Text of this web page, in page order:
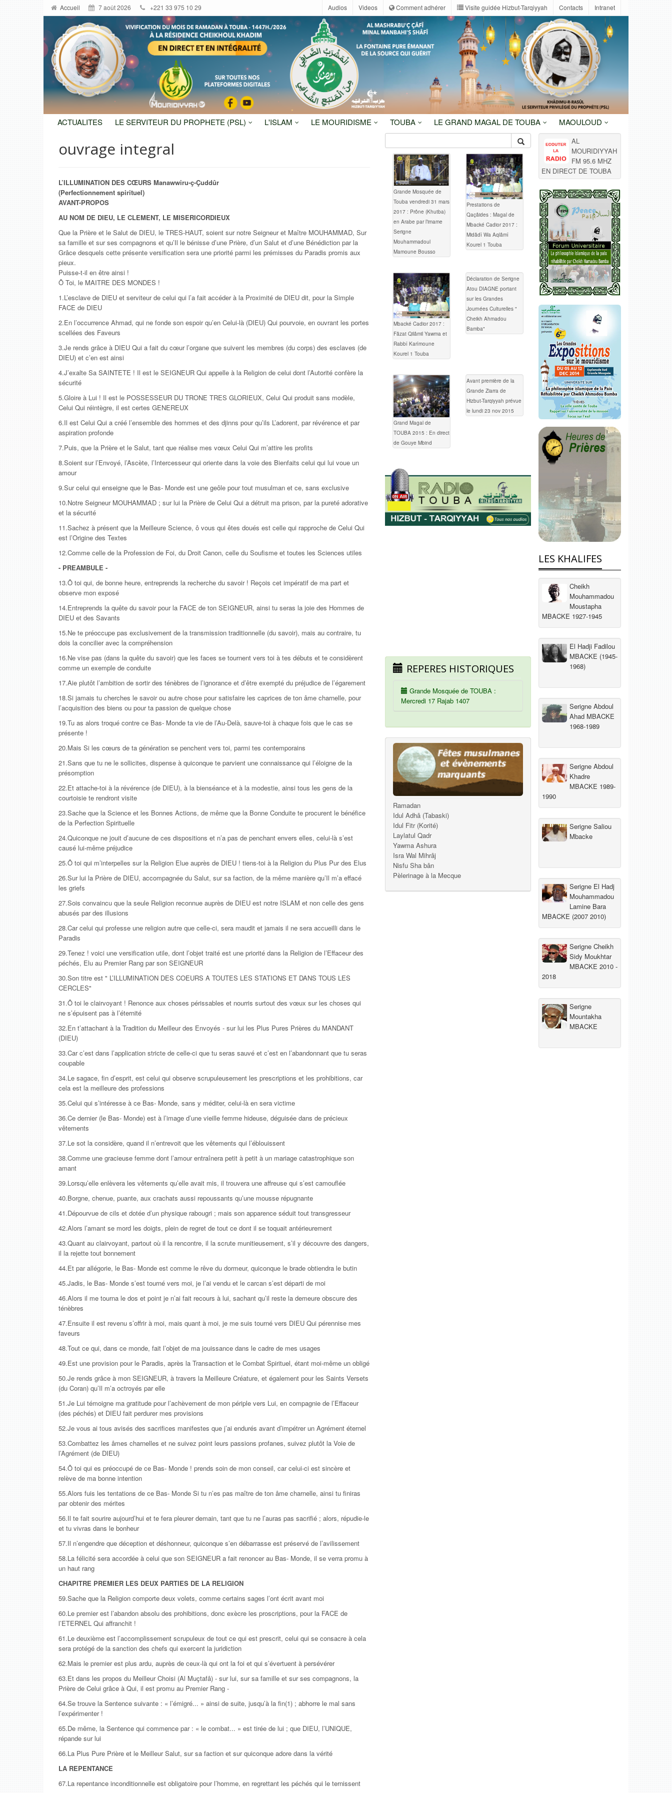
Accueil 7 août 2026 +221 33 975 10 29 Audios Videos Comment adhérer Visite guidée Hizbut-Tarqiyyah Contacts Intranet
ACTUALITES LE SERVITEUR DU PROPHETE (PSL) L'ISLAM LE MOURIDISME TOUBA LE GRAND MAGAL DE TOUBA MAOULOUD
ouvrage integral
L’ILLUMINATION DES CŒURS Manawwiru-ç-Çuddûr
(Perfectionnement spirituel)
AVANT-PROPOS
AU NOM DE DIEU, LE CLEMENT, LE MISERICORDIEUX
Que la Prière et le Salut de DIEU, le TRES-HAUT, soient sur notre Seigneur et Maître MOUHAMMAD, Sur
sa famille et sur ses compagnons et qu’Il le bénisse d’une Prière, d’un Salut et d’une Bénédiction par la
Grâce desquels cette présente versification sera une priorité parmi les prémisses du Paradis promis aux
pieux.
Puisse-t-il en être ainsi !
Ô Toi, le MAITRE DES MONDES !
1.L’esclave de DIEU et serviteur de celui qui l’a fait accéder à la Proximité de DIEU dit, pour la Simple
FACE de DIEU
2.En l’occurrence Ahmad, qui ne fonde son espoir qu’en Celui-là (DIEU) Qui pourvoie, en ouvrant les portes
scellées des Faveurs
3.Je rends grâce à DIEU Qui a fait du cœur l’organe que suivent les membres (du corps) des esclaves (de
DIEU) et c’en est ainsi
4.J’exalte Sa SAINTETE ! Il est le SEIGNEUR Qui appelle à la Religion de celui dont l’Autorité confère la
sécurité
5.Gloire à Lui ! Il est le POSSESSEUR DU TRONE TRES GLORIEUX, Celui Qui produit sans modèle,
Celui Qui réintègre, il est certes GENEREUX
6.Il est Celui Qui a créé l’ensemble des hommes et des djinns pour qu’ils L’adorent, par révérence et par
aspiration profonde
7.Puis, que la Prière et le Salut, tant que réalise mes vœux Celui Qui m’attire les profits
8.Soient sur l’Envoyé, l’Ascète, l’Intercesseur qui oriente dans la voie des Bienfaits celui qui lui voue un
amour
9.Sur celui qui enseigne que le Bas- Monde est une geôle pour tout musulman et ce, sans exclusive
10.Notre Seigneur MOUHAMMAD ; sur lui la Prière de Celui Qui a détruit ma prison, par la pureté adorative
et la sécurité
11.Sachez à présent que la Meilleure Science, ô vous qui êtes doués est celle qui rapproche de Celui Qui
est l’Origine des Textes
12.Comme celle de la Profession de Foi, du Droit Canon, celle du Soufisme et toutes les Sciences utiles
- PREAMBULE -
13.Ô toi qui, de bonne heure, entreprends la recherche du savoir ! Reçois cet impératif de ma part et
observe mon exposé
14.Entreprends la quête du savoir pour la FACE de ton SEIGNEUR, ainsi tu seras la joie des Hommes de
DIEU et des Savants
15.Ne te préoccupe pas exclusivement de la transmission traditionnelle (du savoir), mais au contraire, tu
dois la concilier avec la compréhension
16.Ne vise pas (dans la quête du savoir) que les faces se tournent vers toi à tes débuts et te considèrent
comme un exemple de conduite
17.Aie plutôt l’ambition de sortir des ténèbres de l’ignorance et d’être exempté du préjudice de l’égarement
18.Si jamais tu cherches le savoir ou autre chose pour satisfaire les caprices de ton âme charnelle, pour
l’acquisition des biens ou pour ta passion de quelque chose
19.Tu as alors troqué contre ce Bas- Monde ta vie de l’Au-Delà, sauve-toi à chaque fois que le cas se
présente !
20.Mais Si les cœurs de ta génération se penchent vers toi, parmi tes contemporains
21.Sans que tu ne le sollicites, dispense à quiconque te parvient une connaissance qui l’éloigne de la
présomption
22.Et attache-toi à la révérence (de DIEU), à la bienséance et à la modestie, ainsi tous les gens de la
courtoisie te rendront visite
23.Sache que la Science et les Bonnes Actions, de même que la Bonne Conduite te procurent le bénéfice
de la Perfection Spirituelle
24.Quiconque ne jouit d’aucune de ces dispositions et n’a pas de penchant envers elles, celui-là s’est
causé lui-même préjudice
25.Ô toi qui m’interpelles sur la Religion Elue auprès de DIEU ! tiens-toi à la Religion du Plus Pur des Elus
26.Sur lui la Prière de DIEU, accompagnée du Salut, sur sa faction, de la même manière qu’Il m’a effacé
les griefs
27.Sois convaincu que la seule Religion reconnue auprès de DIEU est notre ISLAM et non celle des gens
abusés par des illusions
28.Car celui qui professe une religion autre que celle-ci, sera maudit et jamais il ne sera accueilli dans le
Paradis
29.Tenez ! voici une versification utile, dont l’objet traité est une priorité dans la Religion de l’Effaceur des
péchés, Elu au Premier Rang par son SEIGNEUR
30.Son titre est " L’ILLUMINATION DES COEURS A TOUTES LES STATIONS ET DANS TOUS LES
CERCLES"
31.Ô toi le clairvoyant ! Renonce aux choses périssables et nourris surtout des vœux sur les choses qui
ne s’épuisent pas à l’éternité
32.En t’attachant à la Tradition du Meilleur des Envoyés - sur lui les Plus Pures Prières du MANDANT
(DIEU)
33.Car c’est dans l’application stricte de celle-ci que tu seras sauvé et c’est en l’abandonnant que tu seras
coupable
34.Le sagace, fin d’esprit, est celui qui observe scrupuleusement les prescriptions et les prohibitions, car
cela est la meilleure des professions
35.Celui qui s’intéresse à ce Bas- Monde, sans y méditer, celui-là en sera victime
36.Ce dernier (le Bas- Monde) est à l’image d’une vieille femme hideuse, déguisée dans de précieux
vêtements
37.Le sot la considère, quand il n’entrevoit que les vêtements qui l’éblouissent
38.Comme une gracieuse femme dont l’amour entraînera petit à petit à un mariage catastrophique son
amant
39.Lorsqu’elle enlèvera les vêtements qu’elle avait mis, il trouvera une affreuse qui s’est camouflée
40.Borgne, chenue, puante, aux crachats aussi repoussants qu’une mousse répugnante
41.Dépourvue de cils et dotée d’un physique rabougri ; mais son apparence séduit tout transgresseur
42.Alors l’amant se mord les doigts, plein de regret de tout ce dont il se toquait antérieurement
43.Quant au clairvoyant, partout où il la rencontre, il la scrute munitieusement, s’il y découvre des dangers,
il la rejette tout bonnement
44.Et par allégorie, le Bas- Monde est comme le rêve du dormeur, quiconque le brade obtiendra le butin
45.Jadis, le Bas- Monde s’est tourné vers moi, je l’ai vendu et le carcan s’est départi de moi
46.Alors il me tourna le dos et point je n’ai fait recours à lui, sachant qu’il reste la demeure obscure des
ténèbres
47.Ensuite il est revenu s’offrir à moi, mais quant à moi, je me suis tourné vers DIEU Qui pérennise mes
faveurs
48.Tout ce qui, dans ce monde, fait l’objet de ma jouissance dans le cadre de mes usages
49.Est une provision pour le Paradis, après la Transaction et le Combat Spirituel, étant moi-même un obligé
50.Je rends grâce à mon SEIGNEUR, à travers la Meilleure Créature, et également pour les Saints Versets
(du Coran) qu’Il m’a octroyés par elle
51.Je Lui témoigne ma gratitude pour l’achèvement de mon périple vers Lui, en compagnie de l’Effaceur
(des péchés) et DIEU fait perdurer mes provisions
52.Je vous ai tous avisés des sacrifices manifestes que j’ai endurés avant d’impétrer un Agrément éternel
53.Combattez les âmes charnelles et ne suivez point leurs passions profanes, suivez plutôt la Voie de
l’Agrément (de DIEU)
54.Ô toi qui es préoccupé de ce Bas- Monde ! prends soin de mon conseil, car celui-ci est sincère et
relève de ma bonne intention
55.Alors fuis les tentations de ce Bas- Monde Si tu n’es pas maître de ton âme charnelle, ainsi tu finiras
par obtenir des mérites
56.Il te fait sourire aujourd’hui et te fera pleurer demain, tant que tu ne l’auras pas sacrifié ; alors, répudie-le
et tu vivras dans le bonheur
57.Il n’engendre que déception et déshonneur, quiconque s’en débarrasse est préservé de l’avilissement
58.La félicité sera accordée à celui que son SEIGNEUR a fait renoncer au Bas- Monde, il se verra promu à
un haut rang
CHAPITRE PREMIER LES DEUX PARTIES DE LA RELIGION
59.Sache que la Religion comporte deux volets, comme certains sages l’ont écrit avant moi
60.Le premier est l’abandon absolu des prohibitions, donc exècre les proscriptions, pour la FACE de
l’ETERNEL Qui affranchit !
61.Le deuxième est l’accomplissement scrupuleux de tout ce qui est prescrit, celui qui se consacre à cela
sera protégé de la sanction des chefs qui exercent la juridiction
62.Mais le premier est plus ardu, auprès de ceux-là qui ont la foi et qui s’évertuent à persévérer
63.Et dans les propos du Meilleur Choisi (Al Muçtafâ) - sur lui, sur sa famille et sur ses compagnons, la
Prière de Celui grâce à Qui, il est promu au Premier Rang -
64.Se trouve la Sentence suivante : « l’émigré... » ainsi de suite, jusqu’à la fin(1) ; abhorre le mal sans
l’expérimenter !
65.De même, la Sentence qui commence par : « le combat... » est tirée de lui ; que DIEU, l’UNIQUE,
répande sur lui
66.La Plus Pure Prière et le Meilleur Salut, sur sa faction et sur quiconque adore dans la vérité
LA REPENTANCE
67.La repentance inconditionnelle est obligatoire pour l’homme, en regrettant les péchés qui le ternissent
Grande Mosquée de
Touba vendredi 31 mars
2017 : Prône (Khutba)
en Arabe par l’imame
Serigne
Mouhammadoul
Mamoune Bousso
Prestations de
Qaçâides : Magal de
Mbacké Cadior 2017 :
Midâdî Wa Aqlâmî
Kourel 1 Touba
Mbacké Cadior 2017 :
Fâzat Qilâmil Yawma et
Rabbî Karîmoune
Kourel 1 Touba
Déclaration de Serigne
Atou DIAGNE portant
sur les Grandes
Journées Culturelles "
Cheikh Ahmadou
Bamba"
Grand Magal de
TOUBA 2015 : En direct
de Gouye Mbind
Avant première de la
Grande Ziarra de
Hizbut-Tarqiyyah prévue
le lundi 23 nov 2015
REPERES HISTORIQUES
Grande Mosquée de TOUBA :
Mercredi 17 Rajab 1407
Ramadan
Idul Adhâ (Tabaski)
Idul Fitr (Korité)
Laylatul Qadr
Yawma Ashura
Isra Wal Mihrâj
Nisfu Sha bân
Pèlerinage à la Mecque
AL
MOURIDIYYAH
FM 95.6 MHZ
EN DIRECT DE TOUBA
LES KHALIFES
Cheikh
Mouhammadou
Moustapha
MBACKE 1927-1945
El Hadji Fadilou
MBACKE (1945-
1968)
Serigne Abdoul
Ahad MBACKE
1968-1989
Serigne Abdoul
Khadre
MBACKE 1989-
1990
Serigne Saliou
Mbacke
Serigne El Hadj
Mouhammadou
Lamine Bara
MBACKE (2007 2010)
Serigne Cheikh
Sidy Moukhtar
MBACKE 2010 -
2018
Serigne
Mountakha
MBACKE